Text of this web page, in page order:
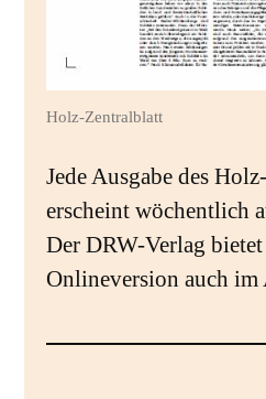
Holz-Zentralblatt
Jede Ausgabe des
erscheint wöchentlich
Der DRW-Verlag bietet
Onlineversion auch im